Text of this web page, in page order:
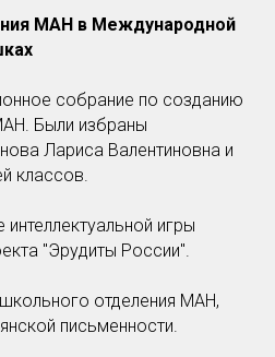
МАН в Международной
собрание по созданию
Были избраны
Лариса Валентиновна и
классов.
интеллектуальной игры
"Эрудиты России".
отделения МАН,
письменности.